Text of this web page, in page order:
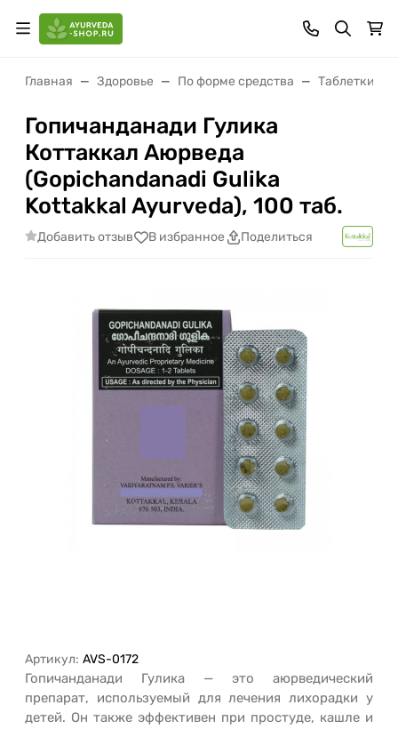
Главная Здоровье По форме средства Таблетки
Гопичанданади Гулика
Коттаккал Аюрведа
(Gopichandanadi Gulika
Kottakkal Ayurveda), 100 таб.
Добавить отзыв В избранное Поделиться
Артикул: AVS-0172
Гопичанданади Гулика — это аюрведический
препарат, используемый для лечения лихорадки у
детей. Он также эффективен при простуде, кашле и